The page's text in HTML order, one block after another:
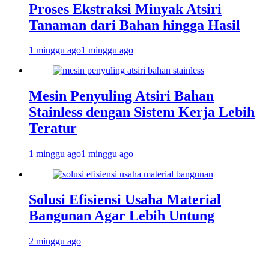
Proses Ekstraksi Minyak Atsiri
Tanaman dari Bahan hingga Hasil
1 minggu ago1 minggu ago
Mesin Penyuling Atsiri Bahan
Stainless dengan Sistem Kerja Lebih
Teratur
1 minggu ago1 minggu ago
Solusi Efisiensi Usaha Material
Bangunan Agar Lebih Untung
2 minggu ago